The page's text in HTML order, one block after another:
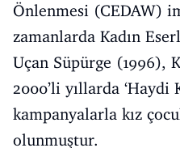
Önlenmesi (CEDAW)
zamanlarda Kadın
Uçan Süpürge (1996),
2000’li yıllarda ‘Haydi
kampanyalarla kız
olunmuştur.